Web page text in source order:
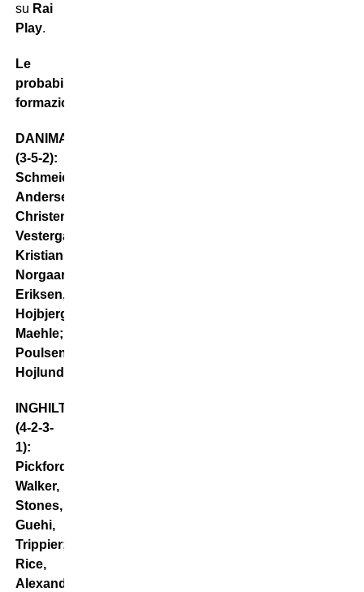
su Rai
Play.
Le
probabili
formazioni
DANIMARCA
(3-5-2):
Schmeichel;
Andersen,
Christensen,
Vestergaard;
Kristiansen,
Norgaard,
Eriksen,
Hojbjerg,
Maehle;
Poulsen,
Hojlund.
INGHILTERRA
(4-2-3-
1):
Pickford;
Walker,
Stones,
Guehi,
Trippier;
Rice,
Alexander